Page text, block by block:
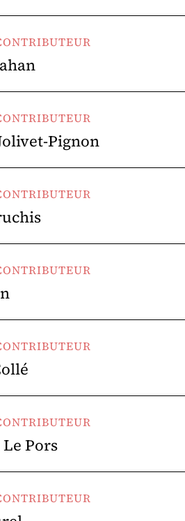
Pignon
Pors